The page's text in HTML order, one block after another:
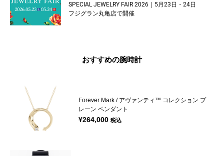
SPECIAL JEWELRY FAIR 2026｜5月23日・24日
フジグラン丸亀店で開催
おすすめの腕時計
Forever Mark / アヴァンティ™ コレクション プ
レーン ペンダント
¥264,000 税込